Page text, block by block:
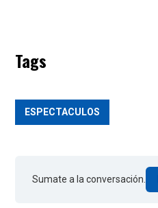
Tags
ESPECTACULOS
Sumate a la conversación.